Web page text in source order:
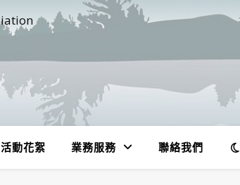
活動花絮 業務服務 聯絡我們